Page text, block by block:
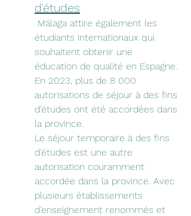
d'études
étudiants internationaux qui
souhaitent obtenir une
éducation de qualité en Espagne.
En 2023, plus de 8 000
autorisations de séjour à des fins
d'études ont été accordées dans
la province.
Le séjour temporaire à des fins
d'études est une autre
autorisation couramment
accordée dans la province. Avec
plusieurs établissements
d'enseignement renommés et